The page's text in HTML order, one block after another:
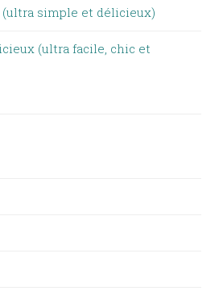
(ultra simple et délicieux)
(ultra facile, chic et